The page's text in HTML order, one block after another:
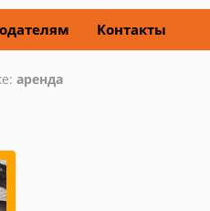
Контакты
аренда